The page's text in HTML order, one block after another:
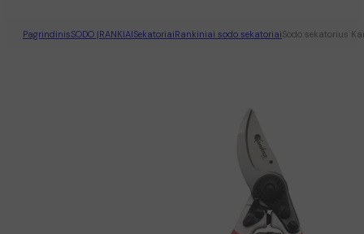
PagrindinisSODO ĮRANKIAISekatoriaiRankiniai sodo sekatoriaiSodo sekatorius